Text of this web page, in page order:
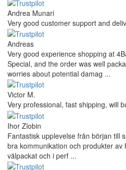
Andrea Munari
Very good customer support and
Andreas
Very good experience shopping at
Special, and the order was well
worries about potential damag ...
Victor M.
Very professional, fast shipping, will
Ihor Zlobin
Fantastisk upplevelse från början till
bra kommunikation och produkter av
välpackat och i perf ...